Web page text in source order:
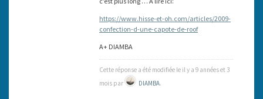
https://www.hisse-et-oh.com/articles/2009-
confection-d-une-capote-de-roof
A+ DIAMBA
Cette réponse a été modifiée le il y a 9 années et 3
mois par
DIAMBA.